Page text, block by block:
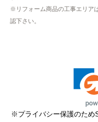
※リフォーム商品の工事エリア
認下さい。
※プライバシー保護のため